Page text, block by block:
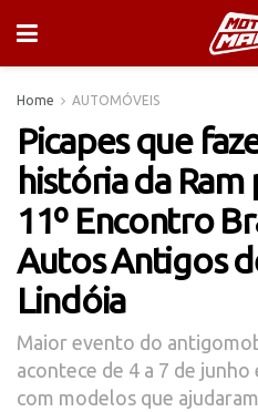
Home AUTOMÓVEIS
Picapes que
história da
11º Encontro
Autos Antigos
Lindóia
Maior evento do
acontece de 4 a 7 de
com modelos que